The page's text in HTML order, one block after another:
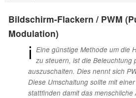
Bildschirm-Flackern / PWM
Modulation)
ℹ Eine günstige Methode um die
zu steuern, ist die Beleuchtung
auszuschalten. Dies nennt sich
Diese Umschaltung sollte mit
stattfinden damit das menschliche